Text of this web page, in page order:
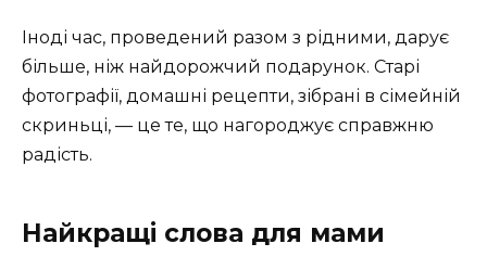
Іноді час, проведений разом з рідними, дарує
більше, ніж найдорожчий подарунок. Старі
фотографії, домашні рецепти, зібрані в сімейній
скриньці, — це те, що нагороджує справжню
радість.
Найкращі слова для мами